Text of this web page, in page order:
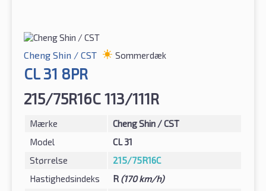
Cheng Shin / CST Sommerdæk
CL 31 8PR
215/75R16C 113/111R
Mærke
Cheng Shin / CST
Model
CL 31
Størrelse
215/75R16C
Hastighedsindeks
R (170 km/h)